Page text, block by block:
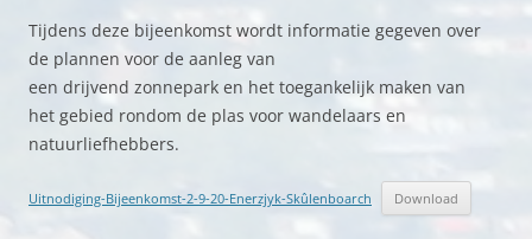
Tijdens deze bijeenkomst wordt informatie gegeven over
de plannen voor de aanleg van
een drijvend zonnepark en het toegankelijk maken van
het gebied rondom de plas voor wandelaars en
natuurliefhebbers.
Uitnodiging-Bijeenkomst-2-9-20-Enerzjyk-Skûlenboarch Download